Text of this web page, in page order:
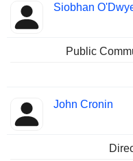
Siobhan
Public
John Cronin